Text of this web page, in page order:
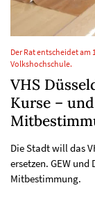
Der Rat entscheidet
Volkshochschule.
VHS
Kurse –
Die Stadt will das
ersetzen. GEW
Mitbestimmung.